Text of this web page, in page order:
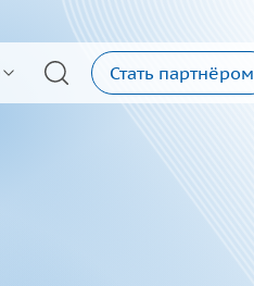
Стать партнёром